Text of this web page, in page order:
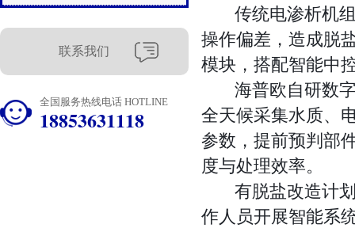
联系我们
全国服务热线电话 HOTLINE
18853631118
传统电渗析机组
操作偏差，造成脱
模块，搭配智能中
海普欧自研数字
全天候采集水质、
参数，提前预判部
度与处理效率。
有脱盐改造计划
作人员开展智能系